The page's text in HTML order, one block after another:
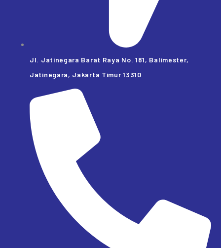
Jl. Jatinegara Barat Raya No. 181, Balimester,
Jatinegara, Jakarta Timur 13310